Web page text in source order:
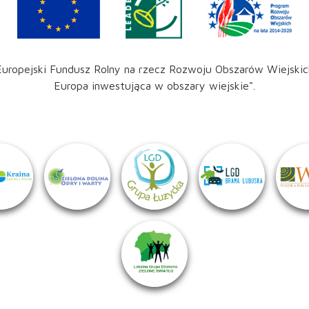
Fundusz Rolny na rzecz Rozwoju Obszarów
Europa inwestująca w obszary wiejskie".